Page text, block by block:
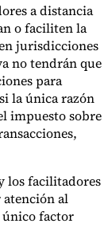
a distancia
o faciliten la
jurisdicciones
no tendrán que
para
la única razón
impuesto sobre
los facilitadores
atención al
único factor